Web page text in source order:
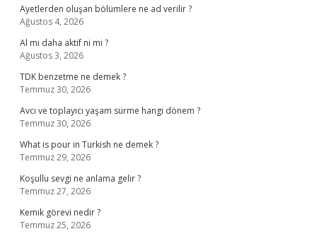
Ayetlerden oluşan bölümlere ne ad verilir ?
Ağustos 4, 2026
Al mı daha aktif ni mi ?
Ağustos 3, 2026
TDK benzetme ne demek ?
Temmuz 30, 2026
Avcı ve toplayıcı yaşam sürme hangi dönem ?
Temmuz 30, 2026
What is pour in Turkish ne demek ?
Temmuz 29, 2026
Koşullu sevgi ne anlama gelir ?
Temmuz 27, 2026
Kemik görevi nedir ?
Temmuz 25, 2026